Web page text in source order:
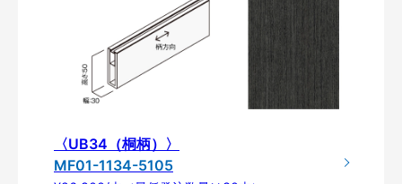
〈UB34（桐柄）〉
MF01-1134-5105